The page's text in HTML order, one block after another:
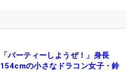
「パーティーしようぜ！」身長
154cmの小さなドラコン女子・鈴